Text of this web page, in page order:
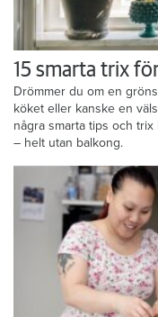
15 smarta trix
Drömmer du om en
köket eller kanske en
några smarta tips och
– helt utan balkong.